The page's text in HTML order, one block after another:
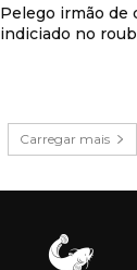
Pelego irmão de
indiciado no
Carregar mais